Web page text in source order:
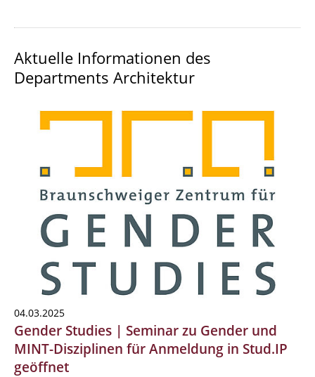
Aktuelle Informationen des
Departments Architektur
04.03.2025
Gender Studies | Seminar zu Gender und
MINT-Disziplinen für Anmeldung in Stud.IP
geöffnet